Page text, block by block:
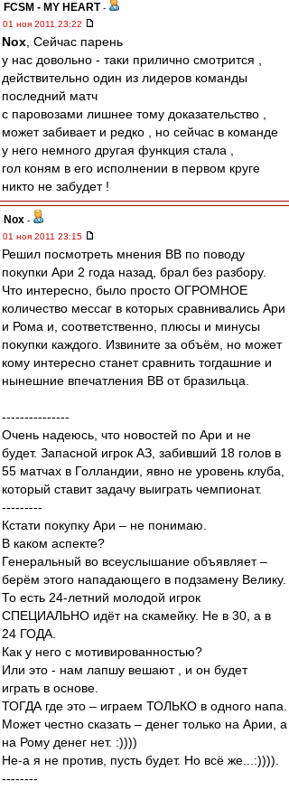
FCSM - MY HEART -
01 ноя 2011 23:22
Nox , Сейчас парень
у нас довольно - таки прилично смотрится ,
действительно один из лидеров команды
последний матч
с паровозами лишнее тому доказательство ,
может забивает и редко , но сейчас в команде
у него немного другая функция стала ,
гол коням в его исполнении в первом круге
никто не забудет !
Nox -
01 ноя 2011 23:15
Решил посмотреть мнения ВВ по поводу
покупки Ари 2 года назад, брал без разбору.
Что интересно, было просто ОГРОМНОЕ
количество мессаг в которых сравнивались Ари
и Рома и, соответственно, плюсы и минусы
покупки каждого. Извините за объём, но может
кому интересно станет сравнить тогдашние и
нынешние впечатления ВВ от бразильца.
---------------
Очень надеюсь, что новостей по Ари и не
будет. Запасной игрок АЗ, забивший 18 голов в
55 матчах в Голландии, явно не уровень клуба,
который ставит задачу выиграть чемпионат.
---------
Кстати покупку Ари – не понимаю.
В каком аспекте?
Генеральный во всеуслышание объявляет –
берём этого нападающего в подзамену Велику.
То есть 24-летний молодой игрок
СПЕЦИАЛЬНО идёт на скамейку. Не в 30, а в
24 ГОДА.
Как у него с мотивированностью?
Или это - нам лапшу вешают , и он будет
играть в основе.
ТОГДА где это – играем ТОЛЬКО в одного напа.
Может честно сказать – денег только на Арии, а
на Рому денег нет. :))))
Не-а я не против, пусть будет. Но всё же...:)))).
--------